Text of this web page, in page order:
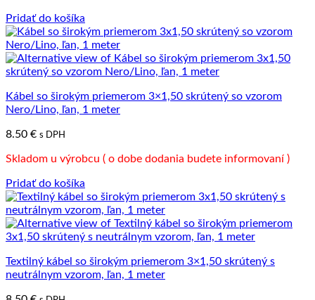
Pridať do košíka
Kábel so širokým priemerom 3×1,50 skrútený so vzorom
Nero/Lino, ľan, 1 meter
8.50 € s DPH
Skladom u výrobcu ( o dobe dodania budete informovaní )
Pridať do košíka
Textilný kábel so širokým priemerom 3×1,50 skrútený s
neutrálnym vzorom, ľan, 1 meter